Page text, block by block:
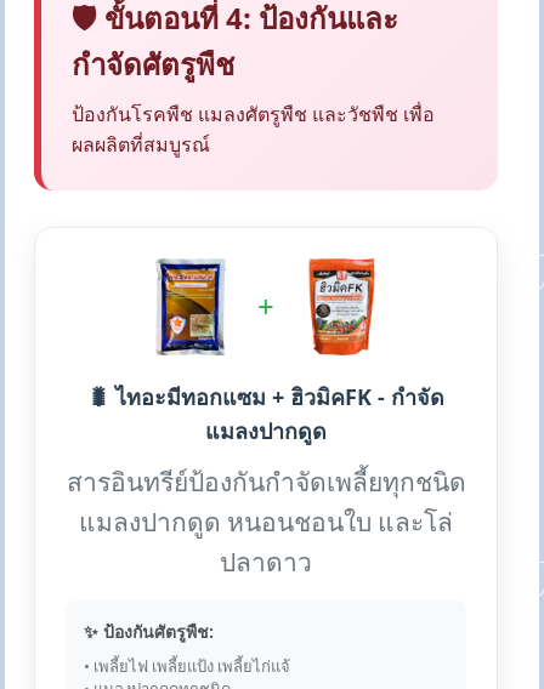
🛡️ ขั้นตอนที่ 4: ป้องกันและ
กำจัดศัตรูพืช
ป้องกันโรคพืช แมลงศัตรูพืช และวัชพืช เพื่อ
ผลผลิตที่สมบูรณ์
+
🐛 ไทอะมีทอกแซม + ฮิวมิคFK - กำจัด
แมลงปากดูด
สารอินทรีย์ป้องกันกำจัดเพลี้ยทุกชนิด
แมลงปากดูด หนอนชอนใบ และโล่
ปลาดาว
✨ ป้องกันศัตรูพืช:
• เพลี้ยไฟ เพลี้ยแป้ง เพลี้ยไก่แจ้